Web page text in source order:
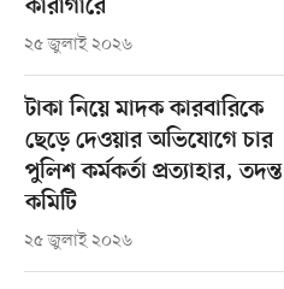
কারাগারে
২৫ জুলাই ২০২৬
টাকা নিয়ে মাদক কারবারিকে
ছেড়ে দেওয়ার অভিযোগে চার
পুলিশ কর্মকর্তা প্রত্যাহার, তদন্ত
কমিটি
২৫ জুলাই ২০২৬